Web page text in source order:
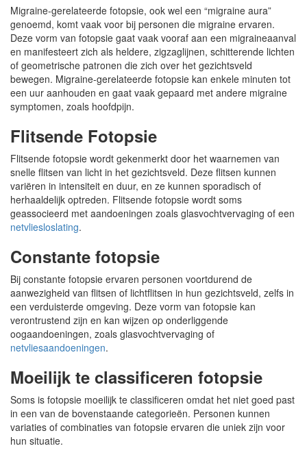
Migraine-gerelateerde fotopsie, ook wel een “migraine aura”
genoemd, komt vaak voor bij personen die migraine ervaren.
Deze vorm van fotopsie gaat vaak vooraf aan een migraineaanval
en manifesteert zich als heldere, zigzaglijnen, schitterende lichten
of geometrische patronen die zich over het gezichtsveld
bewegen. Migraine-gerelateerde fotopsie kan enkele minuten tot
een uur aanhouden en gaat vaak gepaard met andere migraine
symptomen, zoals hoofdpijn.
Flitsende Fotopsie
Flitsende fotopsie wordt gekenmerkt door het waarnemen van
snelle flitsen van licht in het gezichtsveld. Deze flitsen kunnen
variëren in intensiteit en duur, en ze kunnen sporadisch of
herhaaldelijk optreden. Flitsende fotopsie wordt soms
geassocieerd met aandoeningen zoals glasvochtvervaging of een
netvliesloslating.
Constante fotopsie
Bij constante fotopsie ervaren personen voortdurend de
aanwezigheid van flitsen of lichtflitsen in hun gezichtsveld, zelfs in
een verduisterde omgeving. Deze vorm van fotopsie kan
verontrustend zijn en kan wijzen op onderliggende
oogaandoeningen, zoals glasvochtvervaging of
netvliesaandoeningen.
Moeilijk te classificeren fotopsie
Soms is fotopsie moeilijk te classificeren omdat het niet goed past
in een van de bovenstaande categorieën. Personen kunnen
variaties of combinaties van fotopsie ervaren die uniek zijn voor
hun situatie.